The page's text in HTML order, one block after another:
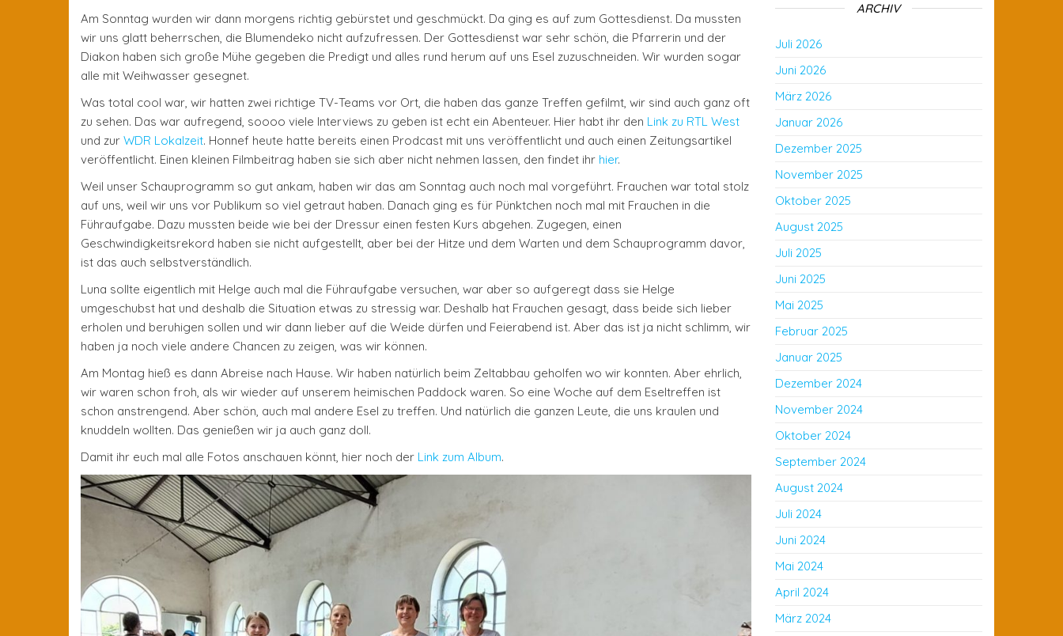
Am Sonntag wurden wir dann morgens richtig gebürstet und geschmückt. Da ging es auf zum Gottesdienst. Da mussten
wir uns glatt beherrschen, die Blumendeko nicht aufzufressen. Der Gottesdienst war sehr schön, die Pfarrerin und der
Diakon haben sich große Mühe gegeben die Predigt und alles rund herum auf uns Esel zuzuschneiden. Wir wurden sogar
alle mit Weihwasser gesegnet.
Was total cool war, wir hatten zwei richtige TV-Teams vor Ort, die haben das ganze Treffen gefilmt, wir sind auch ganz oft
zu sehen. Das war aufregend, soooo viele Interviews zu geben ist echt ein Abenteuer. Hier habt ihr den Link zu RTL West
und zur WDR Lokalzeit. Honnef heute hatte bereits einen Prodcast mit uns veröffentlicht und auch einen Zeitungsartikel
veröffentlicht. Einen kleinen Filmbeitrag haben sie sich aber nicht nehmen lassen, den findet ihr hier.
Weil unser Schauprogramm so gut ankam, haben wir das am Sonntag auch noch mal vorgeführt. Frauchen war total stolz
auf uns, weil wir uns vor Publikum so viel getraut haben. Danach ging es für Pünktchen noch mal mit Frauchen in die
Führaufgabe. Dazu mussten beide wie bei der Dressur einen festen Kurs abgehen. Zugegen, einen
Geschwindigkeitsrekord haben sie nicht aufgestellt, aber bei der Hitze und dem Warten und dem Schauprogramm davor,
ist das auch selbstverständlich.
Luna sollte eigentlich mit Helge auch mal die Führaufgabe versuchen, war aber so aufgeregt dass sie Helge
umgeschubst hat und deshalb die Situation etwas zu stressig war. Deshalb hat Frauchen gesagt, dass beide sich lieber
erholen und beruhigen sollen und wir dann lieber auf die Weide dürfen und Feierabend ist. Aber das ist ja nicht schlimm, wir
haben ja noch viele andere Chancen zu zeigen, was wir können.
Am Montag hieß es dann Abreise nach Hause. Wir haben natürlich beim Zeltabbau geholfen wo wir konnten. Aber ehrlich,
wir waren schon froh, als wir wieder auf unserem heimischen Paddock waren. So eine Woche auf dem Eseltreffen ist
schon anstrengend. Aber schön, auch mal andere Esel zu treffen. Und natürlich die ganzen Leute, die uns kraulen und
knuddeln wollten. Das genießen wir ja auch ganz doll.
Damit ihr euch mal alle Fotos anschauen könnt, hier noch der Link zum Album.
ARCHIV
Juli 2026
Juni 2026
März 2026
Januar 2026
Dezember 2025
November 2025
Oktober 2025
August 2025
Juli 2025
Juni 2025
Mai 2025
Februar 2025
Januar 2025
Dezember 2024
November 2024
Oktober 2024
September 2024
August 2024
Juli 2024
Juni 2024
Mai 2024
April 2024
März 2024